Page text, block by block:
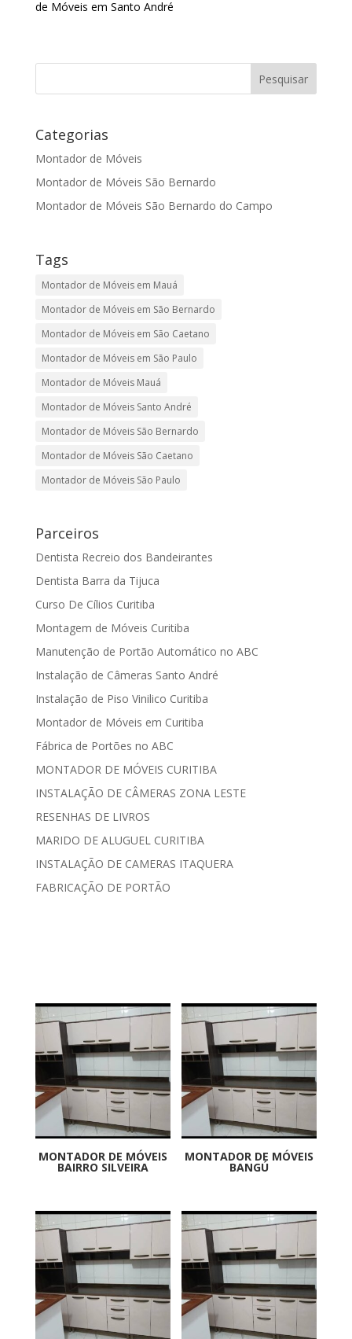
de Móveis em Santo André
Categorias
Montador de Móveis
Montador de Móveis São Bernardo
Montador de Móveis São Bernardo do Campo
Tags
Montador de Móveis em Mauá
Montador de Móveis em São Bernardo
Montador de Móveis em São Caetano
Montador de Móveis em São Paulo
Montador de Móveis Mauá
Montador de Móveis Santo André
Montador de Móveis São Bernardo
Montador de Móveis São Caetano
Montador de Móveis São Paulo
Parceiros
Dentista Recreio dos Bandeirantes
Dentista Barra da Tijuca
Curso De Cílios Curitiba
Montagem de Móveis Curitiba
Manutenção de Portão Automático no ABC
Instalação de Câmeras Santo André
Instalação de Piso Vinilico Curitiba
Montador de Móveis em Curitiba
Fábrica de Portões no ABC
MONTADOR DE MÓVEIS CURITIBA
INSTALAÇÃO DE CÂMERAS ZONA LESTE
RESENHAS DE LIVROS
MARIDO DE ALUGUEL CURITIBA
INSTALAÇÃO DE CAMERAS ITAQUERA
FABRICAÇÃO DE PORTÃO
MONTADOR DE MÓVEIS
BAIRRO SILVEIRA
MONTADOR DE MÓVEIS
BANGÚ